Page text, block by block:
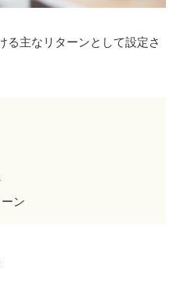
る主なリターンとして設定さ
ン